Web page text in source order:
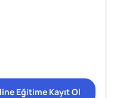
Eğitime Kayıt Ol